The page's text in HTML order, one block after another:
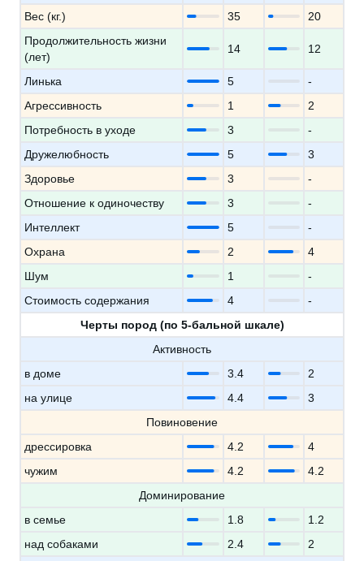
Вес (кг.)
35
20
Продолжительность жизни
(лет)
14 12
Линька 5
-
Агрессивность
1
2
Потребность в уходе
3
-
Дружелюбность
5
3
Здоровье
3
-
Отношение к одиночеству
3
-
Интеллект
5
-
Охрана
2
4
Шум
1
-
Стоимость содержания
4
-
Черты пород (по 5-бальной шкале)
Активность
в доме
3.4
2
на улице
4.4
3
Повиновение
дрессировка
4.2
4
чужим
4.2
4.2
Доминирование
в семье
1.8
1.2
над собаками
2.4
2